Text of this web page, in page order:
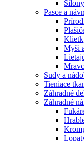
Pasce a
Myši
Sudy a
Tieniace
Záhradné
Záhradné